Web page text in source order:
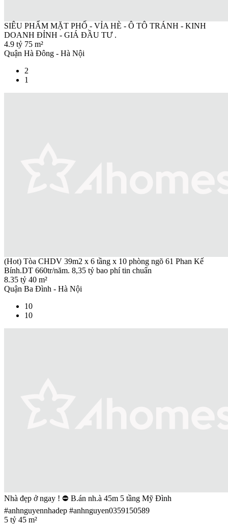
SIÊU PHẨM MẶT PHỐ - VỈA HÈ - Ô TÔ TRÁNH - KINH
DOANH ĐỈNH - GIÁ ĐẦU TƯ .
4.9 tỷ 75 m²
Quận Hà Đông - Hà Nội
2
1
(Hot) Tòa CHDV 39m2 x 6 tầng x 10 phòng ngõ 61 Phan Kế
Bính.DT 660tr/năm. 8,35 tỷ bao phí tin chuẩn
8.35 tỷ 40 m²
Quận Ba Đình - Hà Nội
10
10
Nhà đẹp ở ngay ! ⛔ B.án nh.à 45m 5 tầng Mỹ Đình
#anhnguyennhadep #anhnguyen0359150589
5 tỷ 45 m²